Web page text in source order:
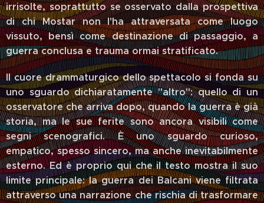
irrisolte, soprattutto se osservato dalla prospettiva
di chi Mostar non l'ha attraversata come luogo
vissuto, bensì come destinazione di passaggio, a
guerra conclusa e trauma ormai stratificato.
Il cuore drammaturgico dello spettacolo si fonda su
uno sguardo dichiaratamente "altro": quello di un
osservatore che arriva dopo, quando la guerra è già
storia, ma le sue ferite sono ancora visibili come
segni scenografici. È uno sguardo curioso,
empatico, spesso sincero, ma anche inevitabilmente
esterno. Ed è proprio qui che il testo mostra il suo
limite principale: la guerra dei Balcani viene filtrata
attraverso una narrazione che rischia di trasformare